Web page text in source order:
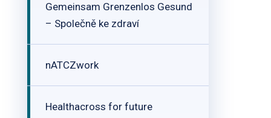
Gemeinsam Grenzenlos Gesund
– Společně ke zdraví
nATCZwork
Healthacross for future